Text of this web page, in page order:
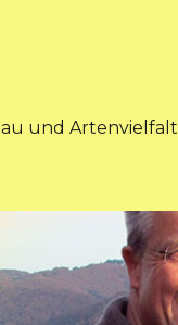
und Artenvielfalt